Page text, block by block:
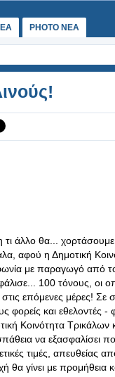
PHOTO NEA
τι άλλο θα...
αφού η Δημοτική
με παραγωγό από
100 τόνους, οι
επόμενες μέρες! Σε
φορείς και εθελοντές
Κοινότητα Τρικάλων
να εξασφαλίσει
τιμές, απευθείας
θα γίνει με προμήθεια